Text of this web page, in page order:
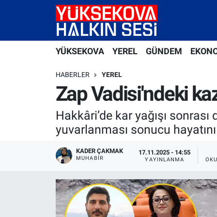
YÜKSEKOVA YEREL GÜNDEM
HABERLER YEREL
Zap Vadisi'ndeki
Hakkâri’de kar yağışı
yuvarlanması sonucu
KADER ÇAKMAK
MUHABİR
17.11.2025 - 14:55
YAYINLANMA
Yüksekova Nöbetçi Eczaneler
Yüksekova Trafik Yoğunluk Haritası
Süper Lig Puan Durumu ve Fikstür
Tüm Manşetler
Son Dakika Haberleri
Haber Arşivi